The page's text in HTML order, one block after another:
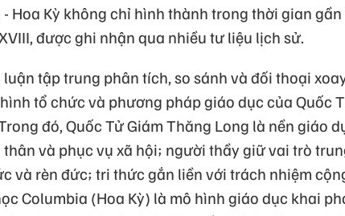
Hoa Kỳ không chỉ hình thành trong thời gian
được ghi nhận qua nhiều tư liệu lịch sử.
tập trung phân tích, so sánh và đối thoại
tổ chức và phương pháp giáo dục của Quốc
đó, Quốc Tử Giám Thăng Long là nền giáo
thân và phục vụ xã hội; người thầy giữ vai trò
và rèn đức; tri thức gắn liền với trách nhiệm
Columbia (Hoa Kỳ) là mô hình giáo dục khai